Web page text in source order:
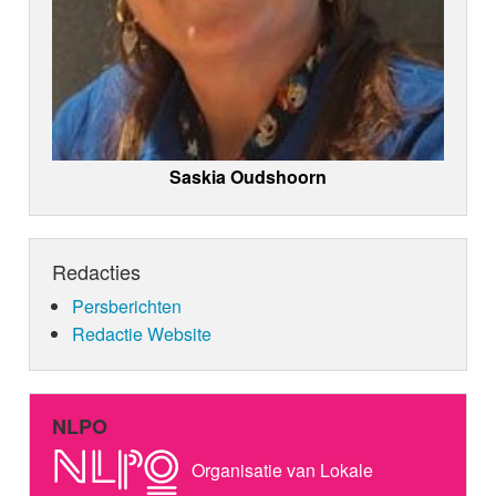
Saskia Oudshoorn
Redacties
Persberichten
Redactie Website
NLPO
Organisatie van Lokale